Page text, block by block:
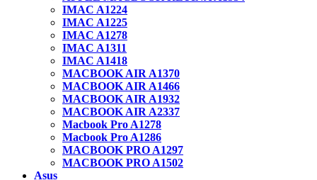
IMAC A1224
IMAC A1225
IMAC A1278
IMAC A1311
IMAC A1418
MACBOOK AIR A1370
MACBOOK AIR A1466
MACBOOK AIR A1932
MACBOOK AIR A2337
Macbook Pro A1278
Macbook Pro A1286
MACBOOK PRO A1297
MACBOOK PRO A1502
Asus